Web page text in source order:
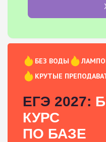
БЕЗ ВОДЫ
КРУТЫЕ
ЕГЭ 2027:
КУРС
ПО БАЗЕ